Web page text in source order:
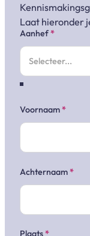
Laat hieronder
Sectie
Aanhef*
Voornaam*
Achternaam*
Plaats*